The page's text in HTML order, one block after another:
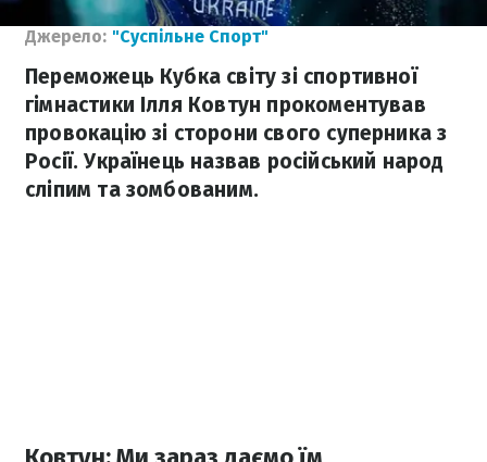
Джерело: "Суспільне Спорт"
Переможець Кубка світу зі спортивної
гімнастики Ілля Ковтун прокоментував
провокацію зі сторони свого суперника з
Росії. Українець назвав російський народ
сліпим та зомбованим.